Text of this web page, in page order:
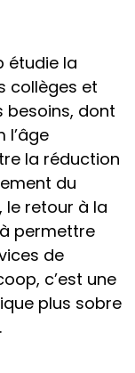
étudie la
collèges et
besoins, dont
l’âge
la réduction
du
le retour à la
permettre
de
c’est une
plus sobre